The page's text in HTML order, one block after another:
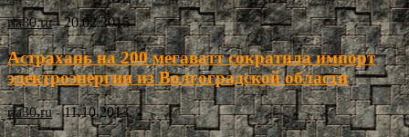
ria30.ru - 20.02.2015
Астрахань на 200 мегаватт сократила импорт
электроэнергии из Волгоградской области
ria30.ru - 11.10.2013